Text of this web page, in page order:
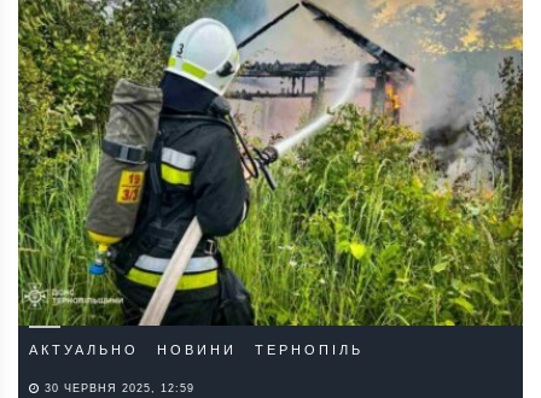
АКТУАЛЬНО НОВИНИ ТЕРНОПІЛЬ
30 ЧЕРВНЯ 2025, 12:59